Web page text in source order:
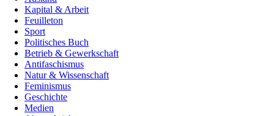
Kapital & Arbeit
Feuilleton
Sport
Politisches Buch
Betrieb & Gewerkschaft
Antifaschismus
Natur & Wissenschaft
Feminismus
Geschichte
Medien